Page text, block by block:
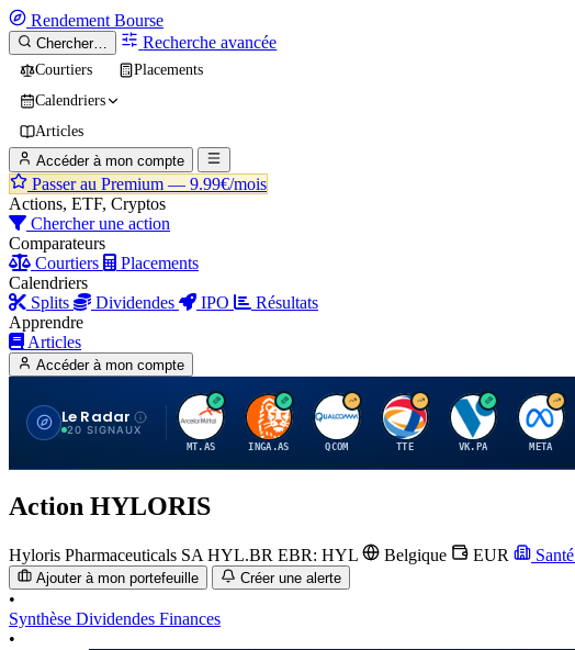
Rendement Bourse
Chercher… Recherche avancée
Courtiers
Placements
Calendriers
Articles
Accéder à mon compte
Passer au Premium — 9.99€/mois
Actions, ETF, Cryptos
Chercher une action
Comparateurs
Courtiers
Placements
Calendriers
Splits
Dividendes IPO
Résultats
Apprendre
Articles
Accéder à mon compte
Le Radar
20 SIGNAUX
A
MT.AS
I
INGA.AS
Q
QCOM
T
TTE
V
VK.PA
M
META
Action HYLORIS
Hyloris Pharmaceuticals SA HYL.BR EBR: HYL Belgique EUR Santé
Ajouter à mon portefeuille Créer une alerte
•
Synthèse Dividendes Finances
•